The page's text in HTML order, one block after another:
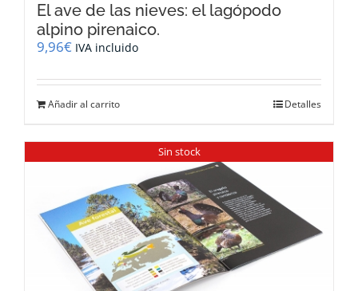
El ave de las nieves: el lagópodo
alpino pirenaico.
9,96€ IVA incluido
Añadir al carrito Detalles
Sin stock